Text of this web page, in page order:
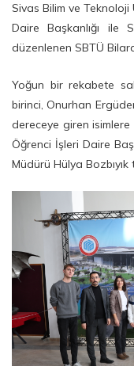
Sivas Bilim ve Teknoloji
Daire Başkanlığı ile
düzenlenen SBTÜ
Yoğun bir rekabete
birinci, Onurhan
dereceye giren
Öğrenci İşleri Daire
Müdürü Hülya